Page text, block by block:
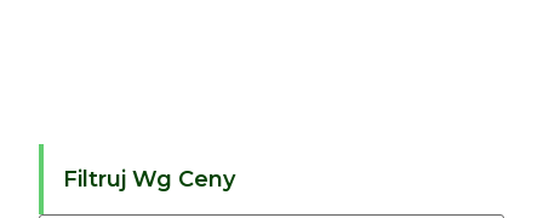
Filtruj Wg Ceny